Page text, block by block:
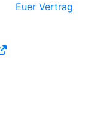
Euer Vertrag